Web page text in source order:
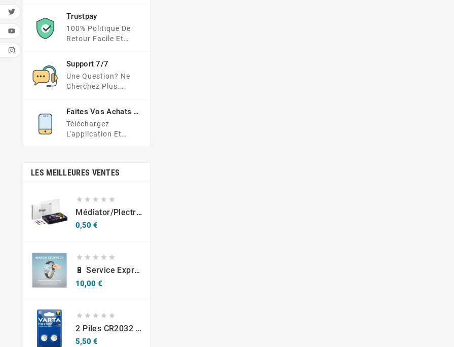
Endroit Beaucoup
Plus Sécurisé
Trustpay
100% Politique De
Retour Facile Et
Paiements
Support 7/7
Une Question? Ne
Cherchez Plus.
Ou Envoyez Votre
Demande Ici
Faites Vos Achats En
Déplacement
Téléchargez
L'application Et
LES MEILLEURES VENTES
    
Médiator/plectre En Nylon S, Ruby S Ou Touch L - STAGG PBOX10
0,50 €
    
🔋 Service Express : Remplacement De Piles D'Horlogerie
10,00 €
    
2 Piles CR2032 Varta Bouton Lithium 3V
5,50 €